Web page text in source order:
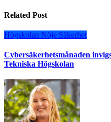
Related Post
Högskolan Nöje Säkerhet
Cybersäkerhetsmånaden
Tekniska Högskolan